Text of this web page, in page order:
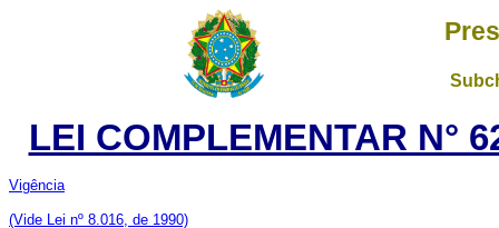
LEI COMPLEMENTAR N°
Vigência
(Vide Lei nº 8.016, de 1990)